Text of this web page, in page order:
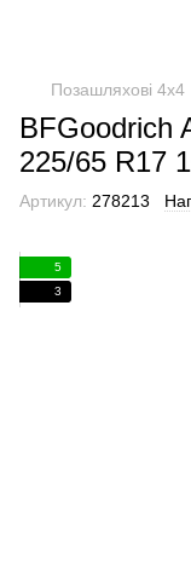
Позашляхові 4х4
BFGoodrich
225/65 R17
Артикул: 278213
5
3